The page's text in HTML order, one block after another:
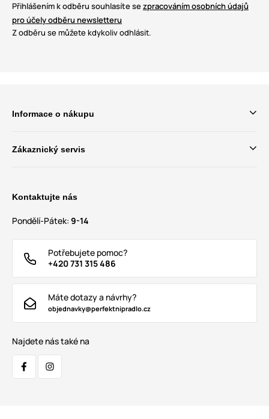
Přihlášením k odběru souhlasíte sezpracováním osobních údajů
pro účely odběru newsletteru
Z odběru se můžete kdykoliv odhlásit.
Informace o nákupu
Zákaznický servis
Kontaktujte nás
Pondělí-Pátek: 9-14
Potřebujete pomoc?
+420 731 315 486
Máte dotazy a návrhy?
objednavky@perfektnipradlo.cz
Najdete nás také na